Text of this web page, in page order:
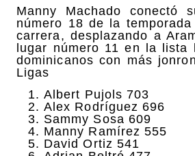
Manny Machado conectó
número 18 de la
carrera, desplazando a
lugar número 11 en la lista
dominicanos con más
Ligas
Albert Pujols 703
Alex Rodríguez 696
Sammy Sosa 609
Manny Ramírez 555
David Ortiz 541